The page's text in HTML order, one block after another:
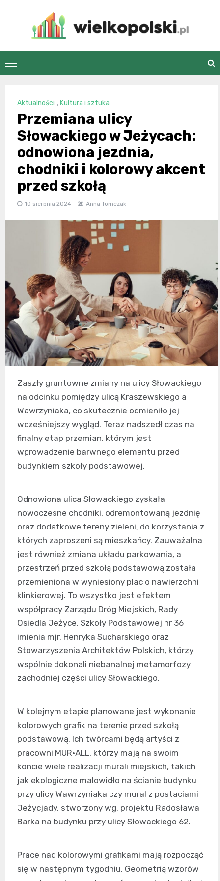
wielkopolski.pl
Aktualności , Kultura i sztuka
Przemiana ulicy
Słowackiego w Jeżycach:
odnowiona jezdnia,
chodniki i kolorowy akcent
przed szkołą
10 sierpnia 2024 Anna Tomczak
Zaszły gruntowne zmiany na ulicy Słowackiego
na odcinku pomiędzy ulicą Kraszewskiego a
Wawrzyniaka, co skutecznie odmieniło jej
wcześniejszy wygląd. Teraz nadszedł czas na
finalny etap przemian, którym jest
wprowadzenie barwnego elementu przed
budynkiem szkoły podstawowej.
Odnowiona ulica Słowackiego zyskała
nowoczesne chodniki, odremontowaną jezdnię
oraz dodatkowe tereny zieleni, do korzystania z
których zaproszeni są mieszkańcy. Zauważalna
jest również zmiana układu parkowania, a
przestrzeń przed szkołą podstawową została
przemieniona w wyniesiony plac o nawierzchni
klinkierowej. To wszystko jest efektem
współpracy Zarządu Dróg Miejskich, Rady
Osiedla Jeżyce, Szkoły Podstawowej nr 36
imienia mjr. Henryka Sucharskiego oraz
Stowarzyszenia Architektów Polskich, którzy
wspólnie dokonali niebanalnej metamorfozy
zachodniej części ulicy Słowackiego.
W kolejnym etapie planowane jest wykonanie
kolorowych grafik na terenie przed szkołą
podstawową. Ich twórcami będą artyści z
pracowni MUR·ALL, którzy mają na swoim
koncie wiele realizacji murali miejskich, takich
jak ekologiczne malowidło na ścianie budynku
przy ulicy Wawrzyniaka czy mural z postaciami
Jeżycjady, stworzony wg. projektu Radosława
Barka na budynku przy ulicy Słowackiego 62.
Prace nad kolorowymi grafikami mają rozpocząć
się w następnym tygodniu. Geometrią wzorów